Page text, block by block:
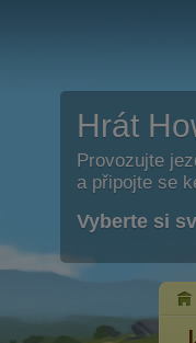
Hrát
Provozujte
a připojte se
Vyberte si